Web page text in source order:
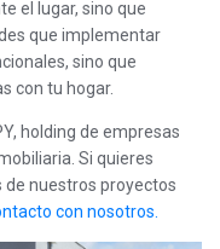
el lugar, sino que
que implementar
sino que
con tu hogar.
holding de empresas
Si quieres
nuestros proyectos
con nosotros.